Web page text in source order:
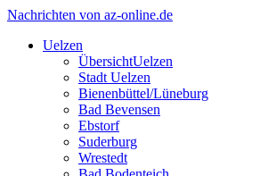
Nachrichten von az-online.de
Uelzen
ÜbersichtUelzen
Stadt Uelzen
Bienenbüttel/Lüneburg
Bad Bevensen
Ebstorf
Suderburg
Wrestedt